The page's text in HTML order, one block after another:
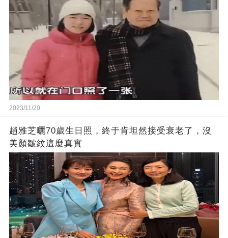
2023/11/20
趙雅芝曬70歲生日照，終于肯坦然接受衰老了，沒
美顏皺紋這麼真實